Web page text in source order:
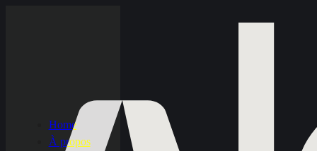
Home
À propos